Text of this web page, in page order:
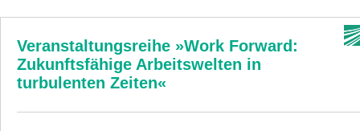
Veranstaltungsreihe »Work Forward:
Zukunftsfähige Arbeitswelten in
turbulenten Zeiten«